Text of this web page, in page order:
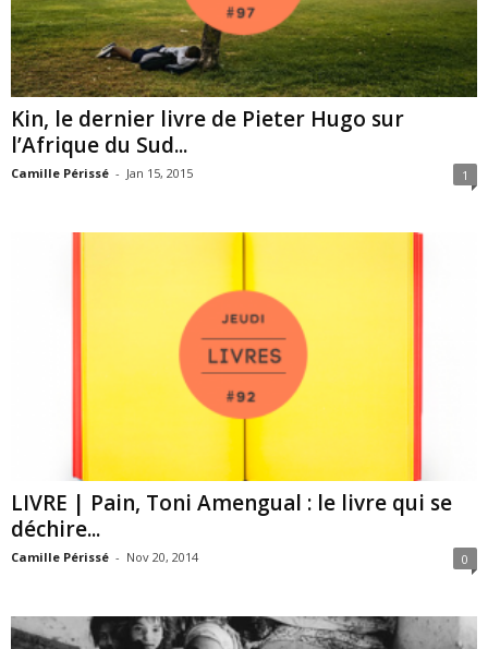
Kin, le dernier livre de Pieter Hugo sur
l’Afrique du Sud...
Camille Périssé - Jan 15, 2015 1
LIVRE | Pain, Toni Amengual : le livre qui se
déchire...
Camille Périssé - Nov 20, 2014 0